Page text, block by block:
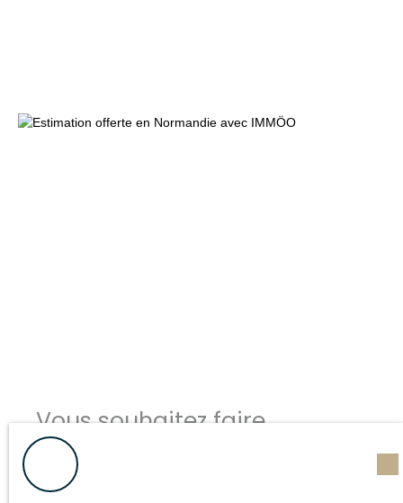
Vous souhaitez faire
estimer
Besoin de connaître la valeur du bien dont vous êtes